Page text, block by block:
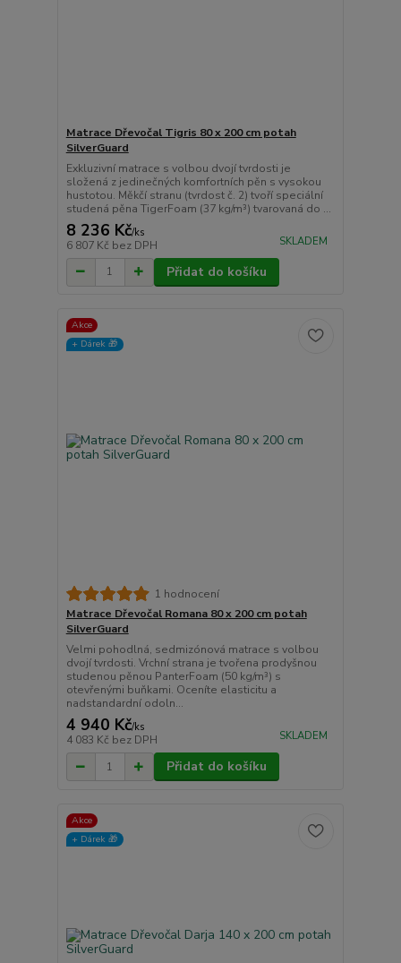
Matrace Dřevočal Tigris 80 x 200 cm potah
SilverGuard
Exkluzivní matrace s volbou dvojí tvrdosti je
složená z jedinečných komfortních pěn s vysokou
hustotou. Měkčí stranu (tvrdost č. 2) tvoří speciální
studená pěna TigerFoam (37 kg/m³) tvarovaná do ...
8 236 Kč/ks
6 807 Kč bez DPH SKLADEM
Přidat do košíku
Akce
+ Dárek️ 🎁
1 hodnocení
Matrace Dřevočal Romana 80 x 200 cm potah
SilverGuard
Velmi pohodlná, sedmizónová matrace s volbou
dvojí tvrdosti. Vrchní strana je tvořena prodyšnou
studenou pěnou PanterFoam (50 kg/m³) s
otevřenými buňkami. Oceníte elasticitu a
nadstandardní odoln...
4 940 Kč/ks
4 083 Kč bez DPH SKLADEM
Přidat do košíku
Akce
+ Dárek️ 🎁